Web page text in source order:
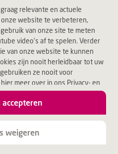
relevante en actuele
onze website te verbeteren,
van onze site te meten
video's af te spelen. Verder
van onze website te kunnen
zijn nooit herleidbaar tot uw
ze nooit voor
meer over in ons Privacy- en
te klikken, accepteert u alle
accepteren
weigeren